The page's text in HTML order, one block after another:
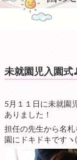
未就園児入園式
5月１１日に未就園
ありました！
担任の先生から名
園にドキドキですヽ